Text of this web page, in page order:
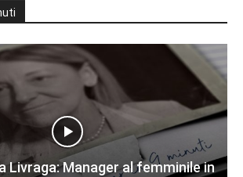
Livraga: Manager al femminile in